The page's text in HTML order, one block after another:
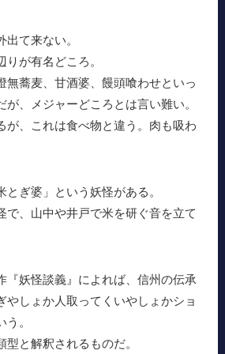
て来ない。
が有名どころ。
無蕎麦、甘酒婆、饅頭喰わせといっ
が、メジャーどころとは言い難い。
が、これは食べ物と違う。肉も吸わ
ぎ婆」という妖怪がある。
で、山中や井戸で米を研ぐ音を立て
『妖怪談義』によれば、信州の伝承
やしょか人取ってくいやしょかショ
。
と解釈されるものだ。